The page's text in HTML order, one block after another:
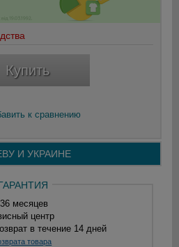
Купить
к сравнению
И УКРАИНЕ
месяцев
центр
в течение 14 дней
товара